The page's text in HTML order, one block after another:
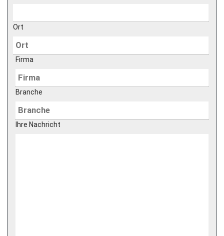
Ort
Firma
Branche
Ihre Nachricht